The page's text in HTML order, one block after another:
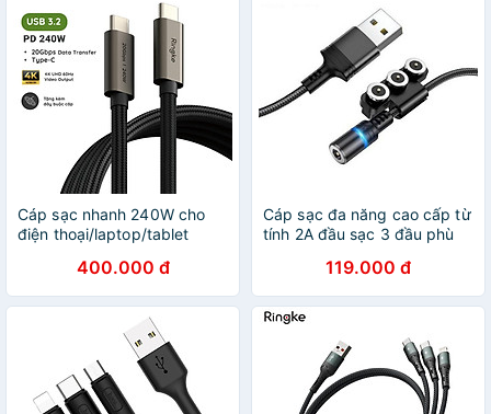
Cáp sạc nhanh 240W cho
điện thoại/laptop/tablet
USB-C Cable - Hàng Chính
Hãng
400.000 đ
Cáp sạc đa năng cao cấp từ
tính 2A đầu sạc 3 đầu phù
hiện nay Olaple - Hàng nhập
khẩu
119.000 đ